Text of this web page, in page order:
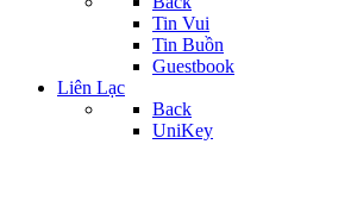
Tin Vui
Tin Buồn
Guestbook
Liên Lạc
Back
UniKey